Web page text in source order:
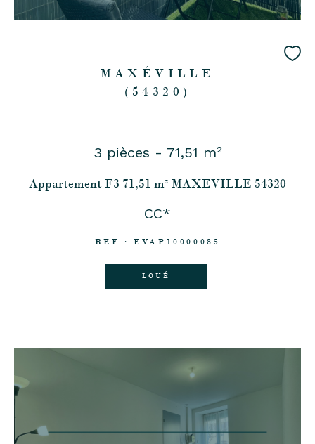
MAXÉVILLE
(54320)
3 pièces - 71,51 m²
Appartement F3 71,51 m² MAXEVILLE 54320
CC*
REF : EVAP10000085
LOUÉ